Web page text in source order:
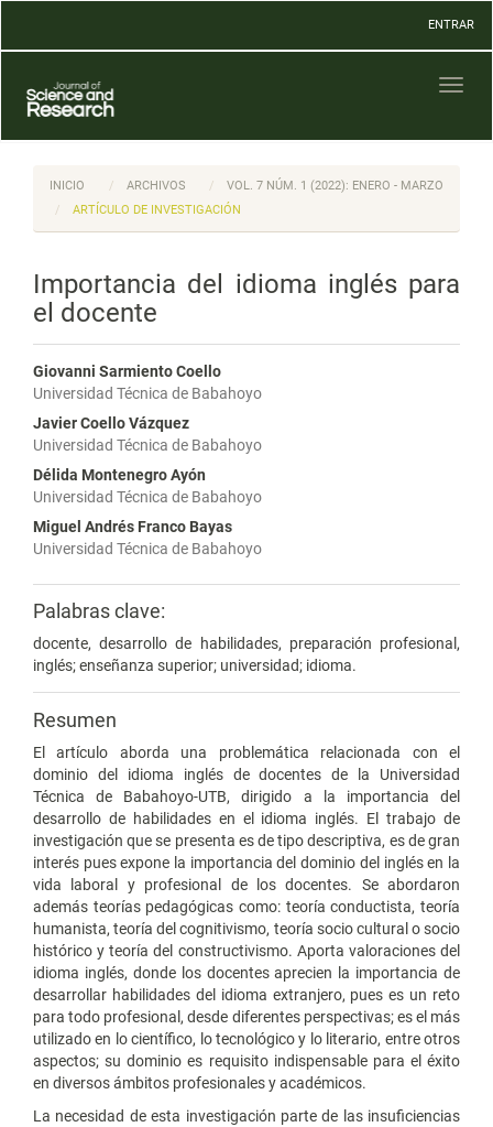
Contenido
Barra
lateral
ENTRAR
INICIO ARCHIVOS
VOL. 7 NÚM. 1 (2022): ENERO - MARZO
ARTÍCULO DE INVESTIGACIÓN
Importancia del idioma inglés para
el docente
Giovanni Sarmiento Coello
Universidad Técnica de Babahoyo
Javier Coello Vázquez
Universidad Técnica de Babahoyo
Délida Montenegro Ayón
Universidad Técnica de Babahoyo
Miguel Andrés Franco Bayas
Universidad Técnica de Babahoyo
Palabras clave:
docente, desarrollo de habilidades, preparación profesional,
inglés; enseñanza superior; universidad; idioma.
Resumen
El artículo aborda una problemática relacionada con el
dominio del idioma inglés de docentes de la Universidad
Técnica de Babahoyo-UTB, dirigido a la importancia del
desarrollo de habilidades en el idioma inglés. El trabajo de
investigación que se presenta es de tipo descriptiva, es de gran
interés pues expone la importancia del dominio del inglés en la
vida laboral y profesional de los docentes. Se abordaron
además teorías pedagógicas como: teoría conductista, teoría
humanista, teoría del cognitivismo, teoría socio cultural o socio
histórico y teoría del constructivismo. Aporta valoraciones del
idioma inglés, donde los docentes aprecien la importancia de
desarrollar habilidades del idioma extranjero, pues es un reto
para todo profesional, desde diferentes perspectivas; es el más
utilizado en lo científico, lo tecnológico y lo literario, entre otros
aspectos; su dominio es requisito indispensable para el éxito
en diversos ámbitos profesionales y académicos.
La necesidad de esta investigación parte de las insuficiencias